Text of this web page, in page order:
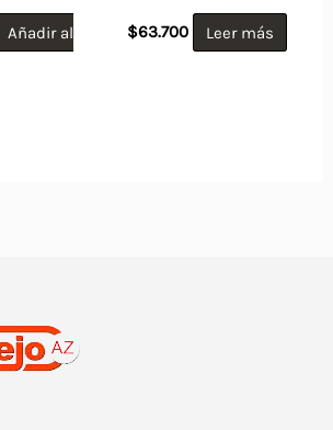
Añadir al
$63.700 Leer más